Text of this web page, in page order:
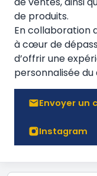
de produits.
En collaboration
à cœur de
d’offrir une
personnalisée du
Envoyer un
Instagram